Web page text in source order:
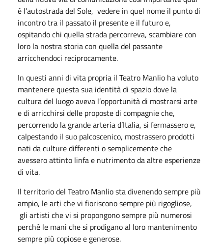
è l’autostrada del Sole, vedere in quel nome il punto di
incontro tra il passato il presente e il futuro e,
ospitando chi quella strada percorreva, scambiare con
loro la nostra storia con quella del passante
arricchendoci reciprocamente.
In questi anni di vita propria il Teatro Manlio ha voluto
mantenere questa sua identità di spazio dove la
cultura del luogo aveva l’opportunità di mostrarsi arte
e di arricchirsi delle proposte di compagnie che,
percorrendo la grande arteria d’Italia, si fermassero e,
calpestando il suo palcoscenico, mostrassero prodotti
nati da culture differenti o semplicemente che
avessero attinto linfa e nutrimento da altre esperienze
di vita.
Il territorio del Teatro Manlio sta divenendo sempre più
ampio, le arti che vi fioriscono sempre più rigogliose,
gli artisti che vi si propongono sempre più numerosi
perché le mani che si prodigano al loro mantenimento
sempre più copiose e generose.